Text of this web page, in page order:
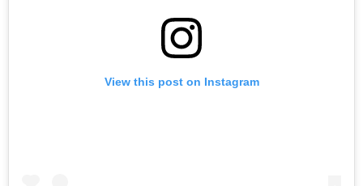
View this post on Instagram